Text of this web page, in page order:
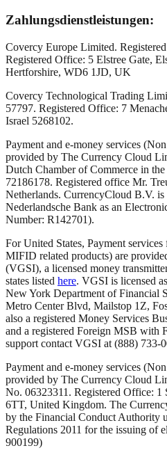
Zahlungsdienstleistungen:
Covercy Europe Limited.
Registered Office: 5 Elstree Gate,
Hertforshire, WD6 1JD, UK
Covercy Technological Trading
57797. Registered Office: 7
Israel 5268102.
Payment and e-money services
provided by The Currency Cloud
Dutch Chamber of Commerce in
72186178. Registered office Mr.
Netherlands. CurrencyCloud B.V.
Nederlandsche Bank as an
Number: R142701).
For United States, Payment
MIFID related products) are
(VGSI), a licensed money
states listed here. VGSI is licensed
New York Department of Financial
Metro Center Blvd, Mailstop 1Z,
also a registered Money Services
and a registered Foreign MSB with
support contact VGSI at (888) 733-
Payment and e-money services
provided by The Currency Cloud
No. 06323311. Registered Office: 1
6TT, United Kingdom. The
by the Financial Conduct Authority
Regulations 2011 for the issuing of
900199)